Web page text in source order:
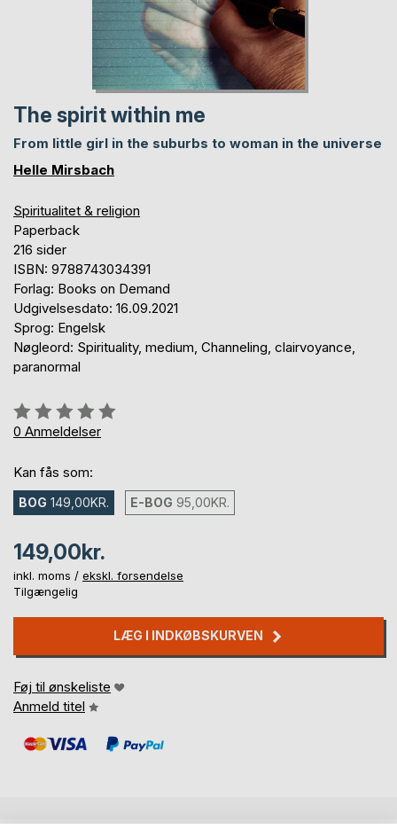
The spirit within me
From little girl in the suburbs to woman in the universe
Helle Mirsbach
Spiritualitet & religion
Paperback
216 sider
ISBN: 9788743034391
Forlag: Books on Demand
Udgivelsesdato: 16.09.2021
Sprog: Engelsk
Nøgleord: Spirituality, medium, Channeling, clairvoyance,
paranormal
Anmeldelse::
0%
0 Anmeldelser
Kan fås som:
BOG 149,00KR. E-BOG 95,00KR.
149,00kr.
inkl. moms / ekskl. forsendelse
Tilgængelig
LÆG I INDKØBSKURVEN
Føj til ønskeliste
Anmeld titel